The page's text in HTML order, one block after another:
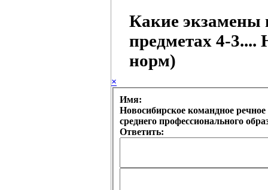
Какие экзамены
предметах 4-3....
норм)
×
Имя:
Новосибирское командное
среднего профессионального
Ответить: